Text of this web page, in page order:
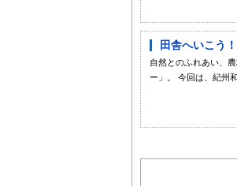
田舎へいこう
自然とのふれあい、
ー」。 今回は、紀州